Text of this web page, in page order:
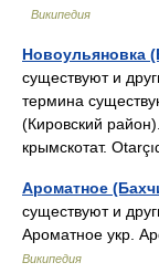
Википедия
Новоульяновка
существуют и
термина
(Кировский
крымскотат.
Ароматное
существуют и
Ароматное укр.
Википедия